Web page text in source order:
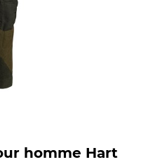
homme Hart